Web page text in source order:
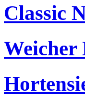
Classic
Weicher